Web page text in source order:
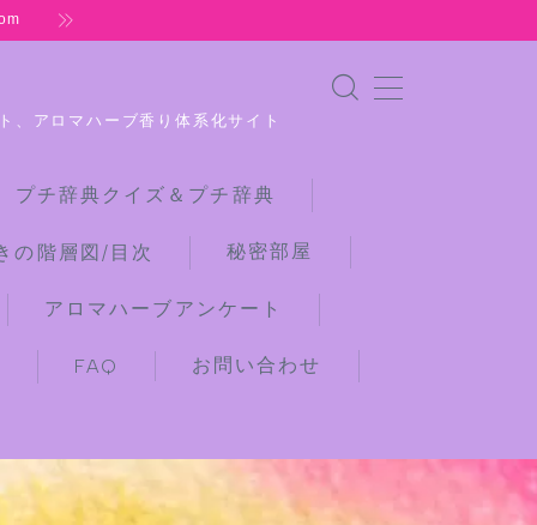
、アロマハーブ香り体系化サイト
チ辞典クイズ＆プチ辞典
の階層図/目次 秘密部屋
アロマハーブアンケート
FAQ お問い合わせ